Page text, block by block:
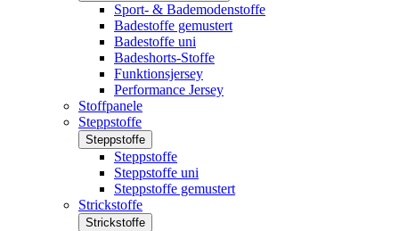
Sport- & Bademodenstoffe
Badestoffe gemustert
Badestoffe uni
Badeshorts-Stoffe
Funktionsjersey
Performance Jersey
Stoffpanele
Steppstoffe
Steppstoffe
Steppstoffe
Steppstoffe uni
Steppstoffe gemustert
Strickstoffe
Strickstoffe